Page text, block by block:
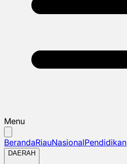
Menu
BerandaRiauNasionalPendidikan
DAERAH